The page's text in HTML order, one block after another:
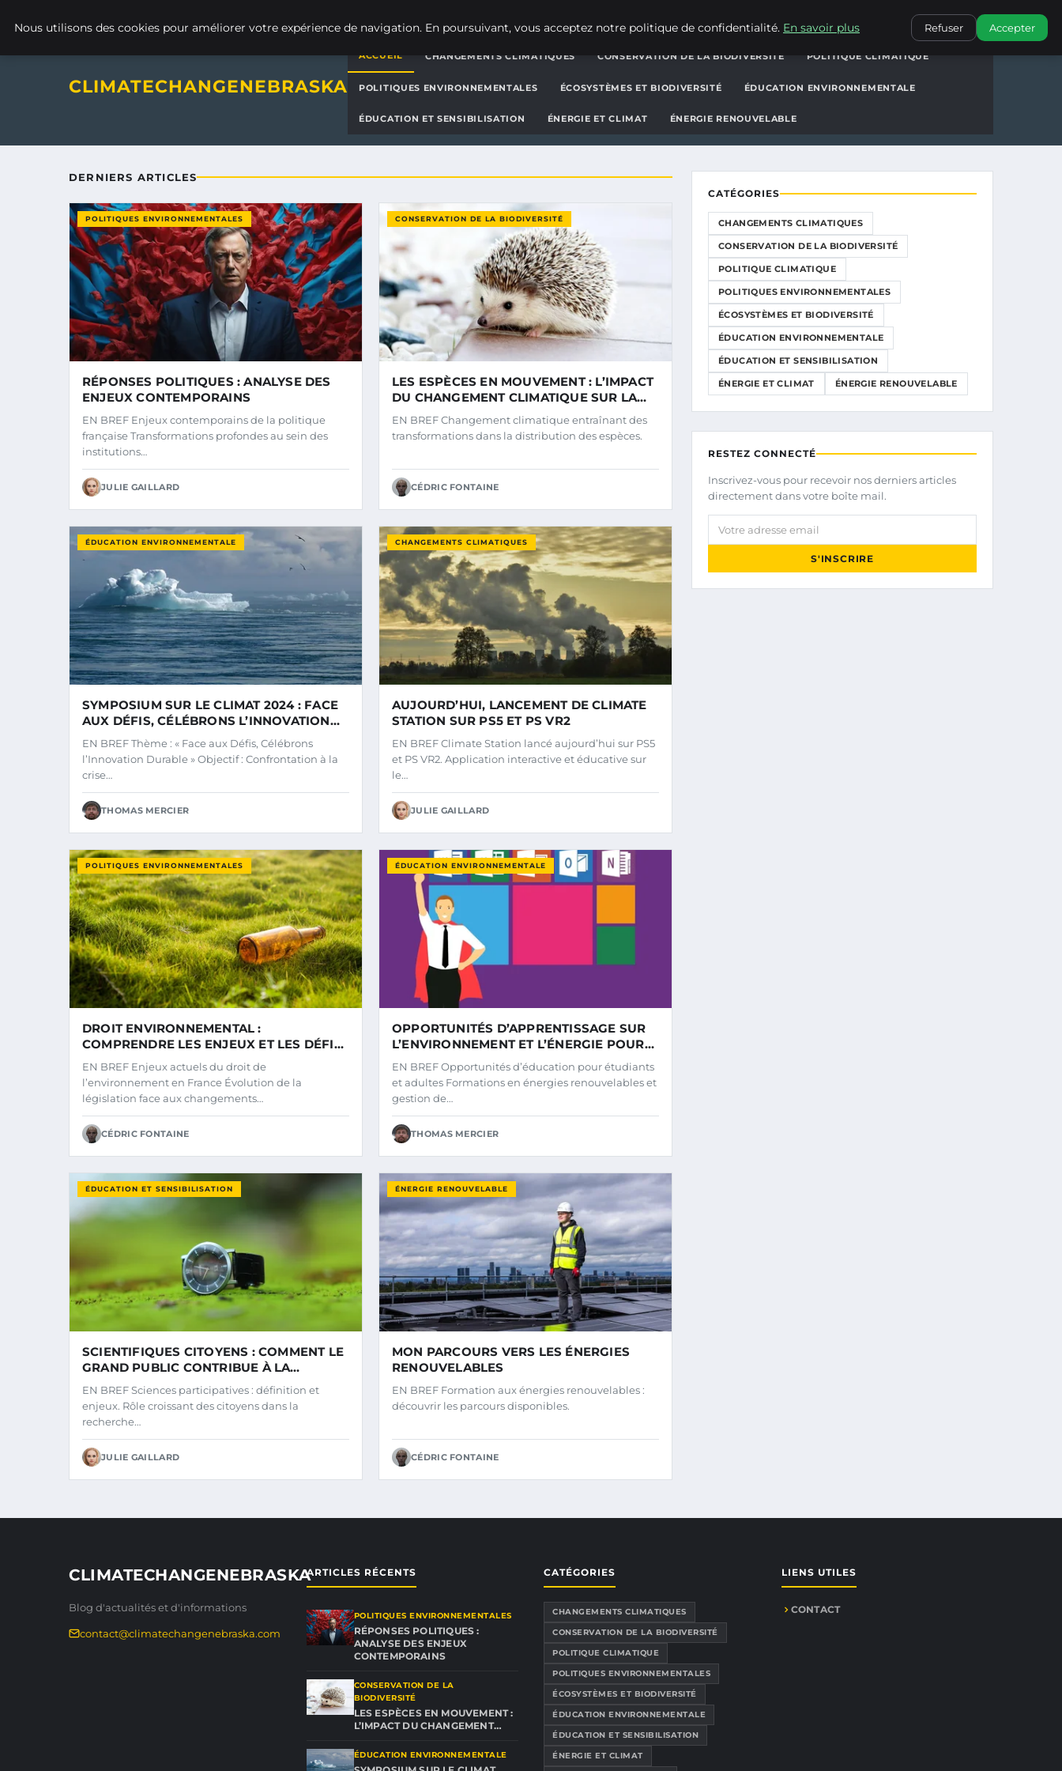
CONTACT
CLIMATECHANGENEBRASKA
ACCUEIL CHANGEMENTS CLIMATIQUES CONSERVATION DE LA BIODIVERSITÉ POLITIQUE CLIMATIQUE
POLITIQUES ENVIRONNEMENTALES ÉCOSYSTÈMES ET BIODIVERSITÉ ÉDUCATION ENVIRONNEMENTALE
ÉDUCATION ET SENSIBILISATION ÉNERGIE ET CLIMAT ÉNERGIE RENOUVELABLE
DERNIERS ARTICLES
POLITIQUES ENVIRONNEMENTALES
RÉPONSES POLITIQUES : ANALYSE DES
ENJEUX CONTEMPORAINS
EN BREF Enjeux contemporains de la politique
française Transformations profondes au sein des
institutions…
JULIE GAILLARD
CONSERVATION DE LA BIODIVERSITÉ
LES ESPÈCES EN MOUVEMENT : L’IMPACT
DU CHANGEMENT CLIMATIQUE SUR LA
RÉINVENTION DES ÉCOSYSTÈMES
EN BREF Changement climatique entraînant des
transformations dans la distribution des espèces.
CÉDRIC FONTAINE
ÉDUCATION ENVIRONNEMENTALE
SYMPOSIUM SUR LE CLIMAT 2024 : FACE
AUX DÉFIS, CÉLÉBRONS L’INNOVATION
DURABLE
EN BREF Thème : « Face aux Défis, Célébrons
l’Innovation Durable » Objectif : Confrontation à la
crise…
THOMAS MERCIER
CHANGEMENTS CLIMATIQUES
AUJOURD’HUI, LANCEMENT DE CLIMATE
STATION SUR PS5 ET PS VR2
EN BREF Climate Station lancé aujourd’hui sur PS5
et PS VR2. Application interactive et éducative sur
le…
JULIE GAILLARD
POLITIQUES ENVIRONNEMENTALES
DROIT ENVIRONNEMENTAL :
COMPRENDRE LES ENJEUX ET LES DÉFIS
LÉGISLATIFS ACTUELS
EN BREF Enjeux actuels du droit de
l’environnement en France Évolution de la
législation face aux changements…
CÉDRIC FONTAINE
ÉDUCATION ENVIRONNEMENTALE
OPPORTUNITÉS D’APPRENTISSAGE SUR
L’ENVIRONNEMENT ET L’ÉNERGIE POUR
ÉTUDIANTS ET ADULTES
EN BREF Opportunités d’éducation pour étudiants
et adultes Formations en énergies renouvelables et
gestion de…
THOMAS MERCIER
ÉDUCATION ET SENSIBILISATION
SCIENTIFIQUES CITOYENS : COMMENT LE
GRAND PUBLIC CONTRIBUE À LA
RECHERCHE SCIENTIFIQUE
EN BREF Sciences participatives : définition et
enjeux. Rôle croissant des citoyens dans la
recherche…
JULIE GAILLARD
ÉNERGIE RENOUVELABLE
MON PARCOURS VERS LES ÉNERGIES
RENOUVELABLES
EN BREF Formation aux énergies renouvelables :
découvrir les parcours disponibles.
CÉDRIC FONTAINE
CATÉGORIES
CHANGEMENTS CLIMATIQUES
CONSERVATION DE LA BIODIVERSITÉ
POLITIQUE CLIMATIQUE
POLITIQUES ENVIRONNEMENTALES
ÉCOSYSTÈMES ET BIODIVERSITÉ
ÉDUCATION ENVIRONNEMENTALE
ÉDUCATION ET SENSIBILISATION
ÉNERGIE ET CLIMAT ÉNERGIE RENOUVELABLE
RESTEZ CONNECTÉ
Inscrivez-vous pour recevoir nos derniers articles
directement dans votre boîte mail.
Votre adresse email
S'INSCRIRE
CLIMATECHANGENEBRASKA
Blog d'actualités et d'informations
contact@climatechangenebraska.com
ARTICLES RÉCENTS
POLITIQUES ENVIRONNEMENTALES
RÉPONSES POLITIQUES :
ANALYSE DES ENJEUX
CONTEMPORAINS
CONSERVATION DE LA
BIODIVERSITÉ
LES ESPÈCES EN MOUVEMENT :
L’IMPACT DU CHANGEMENT…
ÉDUCATION ENVIRONNEMENTALE
CATÉGORIES
CHANGEMENTS CLIMATIQUES
CONSERVATION DE LA BIODIVERSITÉ
POLITIQUE CLIMATIQUE
POLITIQUES ENVIRONNEMENTALES
ÉCOSYSTÈMES ET BIODIVERSITÉ
ÉDUCATION ENVIRONNEMENTALE
ÉDUCATION ET SENSIBILISATION
ÉNERGIE ET CLIMAT
LIENS UTILES
CONTACT
Nous utilisons des cookies pour améliorer votre expérience de navigation. En poursuivant, vous acceptez notre politique de confidentialité. En savoir plus Refuser Accepter